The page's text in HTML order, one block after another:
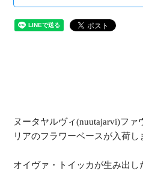
ヌータヤルヴィ(nuutajarvi)ファ
リアのフラワーベースが入荷し
オイヴァ・トイッカが生み出